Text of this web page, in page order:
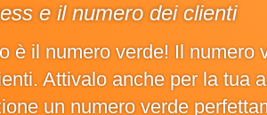
e il numero dei clienti
è il numero verde! Il
Attivalo anche per la tua
un numero verde